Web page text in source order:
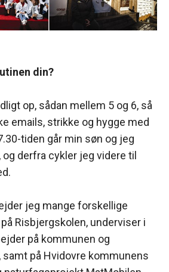
din?
op, sådan mellem 5 og 6, så
emails, strikke og hygge med
tiden går min søn og jeg
derfra cykler jeg videre til
jeg mange forskellige
Risbjergskolen, underviser i
på kommunen og
samt på Hvidovre kommunens